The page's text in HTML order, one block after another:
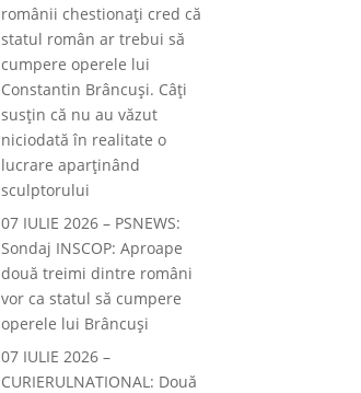
românii chestionați cred că
statul român ar trebui să
cumpere operele lui
Constantin Brâncuși. Câți
susțin că nu au văzut
niciodată în realitate o
lucrare aparținând
sculptorului
07 IULIE 2026 – PSNEWS:
Sondaj INSCOP: Aproape
două treimi dintre români
vor ca statul să cumpere
operele lui Brâncuși
07 IULIE 2026 –
CURIERULNATIONAL: Două